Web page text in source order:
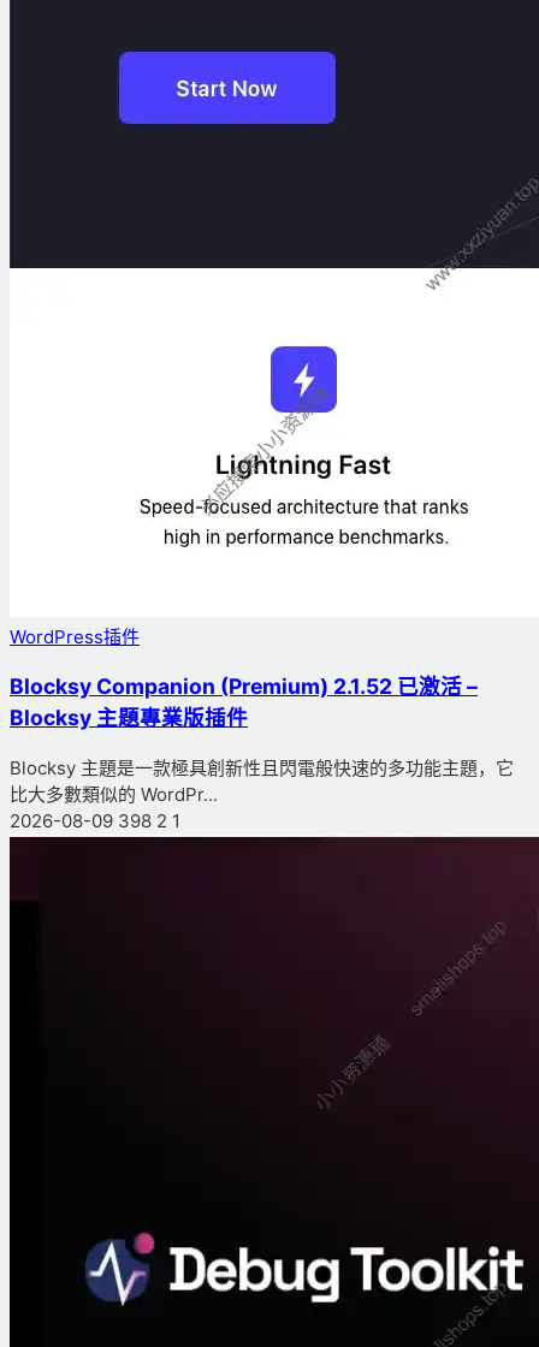
WordPress插件
Blocksy Companion (Premium) 2.1.52 已激活 –
Blocksy 主題專業版插件
Blocksy 主題是一款極具創新性且閃電般快速的多功能主題，它
比大多數類似的 WordPr...
2026-08-09 398 2 1